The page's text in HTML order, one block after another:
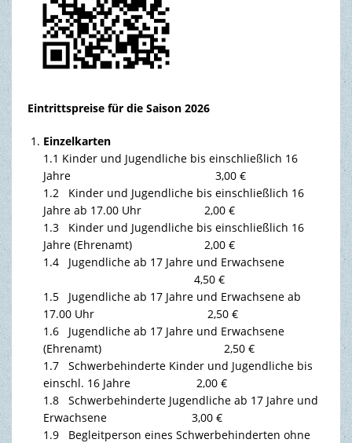
Eintrittspreise für die Saison 2026
Einzelkarten
1.1 Kinder und Jugendliche bis einschließlich 16
Jahre 3,00 €
1.2 Kinder und Jugendliche bis einschließlich 16
Jahre ab 17.00 Uhr 2,00 €
1.3 Kinder und Jugendliche bis einschließlich 16
Jahre (Ehrenamt) 2,00 €
1.4 Jugendliche ab 17 Jahre und Erwachsene
4,50 €
1.5 Jugendliche ab 17 Jahre und Erwachsene ab
17.00 Uhr 2,50 €
1.6 Jugendliche ab 17 Jahre und Erwachsene
(Ehrenamt) 2,50 €
1.7 Schwerbehinderte Kinder und Jugendliche bis
einschl. 16 Jahre 2,00 €
1.8 Schwerbehinderte Jugendliche ab 17 Jahre und
Erwachsene 3,00 €
1.9 Begleitperson eines Schwerbehinderten ohne